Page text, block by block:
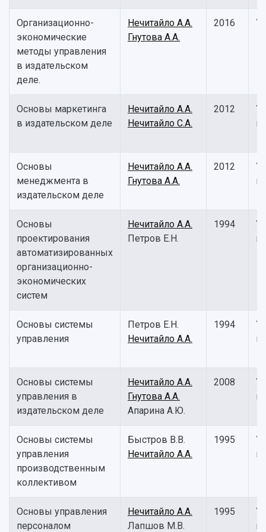
Организационно-
экономические
методы управления
в издательском
деле.
Нечитайло А.А.
Гнутова А.А.
2016
Основы маркетинга
в издательском деле
Нечитайло А.А.
Нечитайло С.А.
2012
Основы
менеджмента в
издательском деле
Нечитайло А.А.
Гнутова А.А.
2012
Основы
проектирования
автоматизированных
организационно-
экономических
систем
Нечитайло А.А.
Петров Е.Н.
1994
Основы системы
управления
Петров Е.Н.
Нечитайло А.А.
1994
Основы системы
управления в
издательском деле
Нечитайло А.А.
Гнутова А.А.
Апарина А.Ю.
2008
Основы системы
управления
производственным
коллективом
Быстров В.В.
Нечитайло А.А.
1995
Основы управления
персоналом
Нечитайло А.А.
Лапшов М.В.
1995